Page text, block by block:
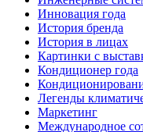
Инновация года
История бренда
История в лицах
Картинки с
Кондиционер года
Легенды
Маркетинг
Международное